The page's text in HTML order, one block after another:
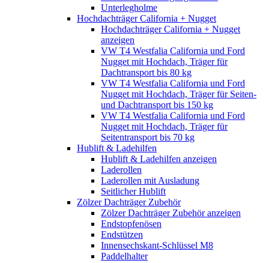
Unterlegholme
Hochdachträger California + Nugget
Hochdachträger California + Nugget
anzeigen
VW T4 Westfalia California und Ford
Nugget mit Hochdach, Träger für
Dachtransport bis 80 kg
VW T4 Westfalia California und Ford
Nugget mit Hochdach, Träger für Seiten-
und Dachtransport bis 150 kg
VW T4 Westfalia California und Ford
Nugget mit Hochdach, Träger für
Seitentransport bis 70 kg
Hublift & Ladehilfen
Hublift & Ladehilfen anzeigen
Laderollen
Laderollen mit Ausladung
Seitlicher Hublift
Zölzer Dachträger Zubehör
Zölzer Dachträger Zubehör anzeigen
Endstopfenösen
Endstützen
Innensechskant-Schlüssel M8
Paddelhalter